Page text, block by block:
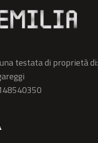
testata di proprietà di: